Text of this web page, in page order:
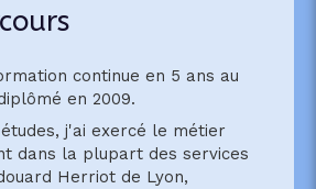
continue en 5 ans au
en 2009.
j'ai exercé le métier
dans la plupart des services
Herriot de Lyon,